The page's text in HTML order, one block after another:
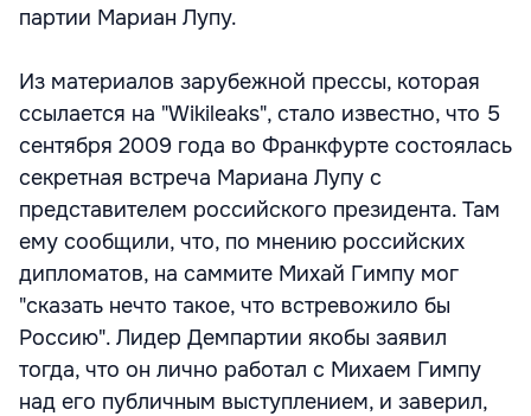
партии Мариан Лупу.
Из материалов зарубежной прессы, которая
ссылается на "Wikileaks", стало известно, что 5
сентября 2009 года во Франкфурте состоялась
секретная встреча Мариана Лупу с
представителем российского президента. Там
ему сообщили, что, по мнению российских
дипломатов, на саммите Михай Гимпу мог
"сказать нечто такое, что встревожило бы
Россию". Лидер Демпартии якобы заявил
тогда, что он лично работал с Михаем Гимпу
над его публичным выступлением, и заверил,